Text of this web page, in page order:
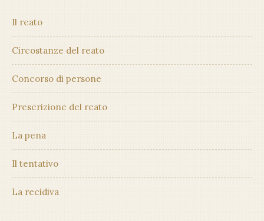
Il reato
Circostanze del reato
Concorso di persone
Prescrizione del reato
La pena
Il tentativo
La recidiva